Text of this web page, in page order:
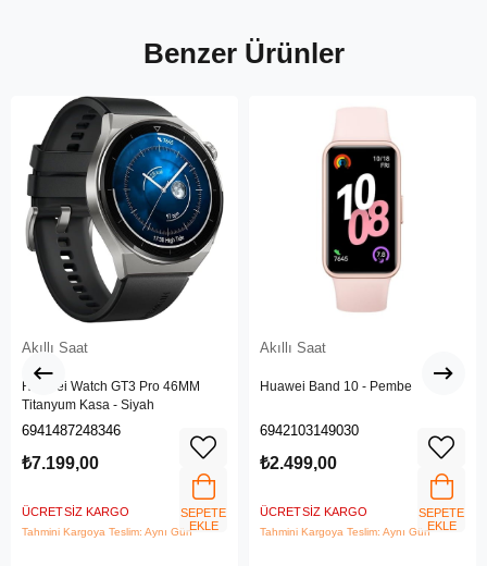
Benzer Ürünler
Akıllı Saat
Huawei Watch GT3 Pro 46MM
Titanyum Kasa - Siyah
6941487248346
₺7.199,00
ÜCRETSIZ KARGO
Tahmini Kargoya Teslim: Aynı Gün
SEPETE
EKLE
Akıllı Saat
Huawei Band 10 - Pembe
6942103149030
₺2.499,00
ÜCRETSIZ KARGO
Tahmini Kargoya Teslim: Aynı Gün
SEPETE
EKLE